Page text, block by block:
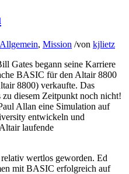
Allgemein, Mission /von kjlietz
Gates begann seine Karriere
BASIC für den Altair 8800
8800) verkaufte. Das
zu diesem Zeitpunkt noch nicht!
Allan eine Simulation auf
entwickeln und
laufende
wertlos geworden. Ed
mit BASIC erfolgreich auf